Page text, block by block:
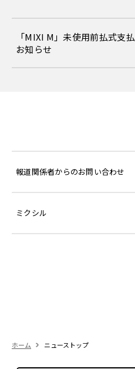
「MIXI M」未使用前払式支
お知らせ
報道関係者からのお問い合わせ
ミクシル
ホーム ニューストップ